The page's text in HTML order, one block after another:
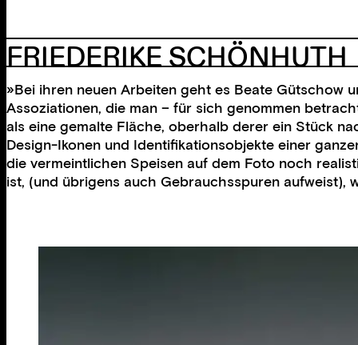
FRIEDERIKE SCHÖNHUTH
»Bei ihren neuen Arbeiten geht es Beate Gütschow
Assoziationen, die man – für sich genommen
als eine gemalte Fläche, oberhalb derer ein Stück
Design-Ikonen und Identifikationsobjekte einer
die vermeintlichen Speisen auf dem Foto noch
ist, (und übrigens auch Gebrauchsspuren